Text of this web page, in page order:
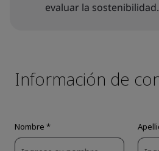
evaluar la sostenibilidad.